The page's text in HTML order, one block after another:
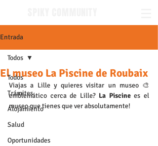
Entrada
Todos
Trámites
Alojamiento
Salud
Oportunidades
Todos
El museo La Piscine de Roubaix
Viajas a Lille y quieres visitar un museo 🎨
emblemático cerca de Lille? La Piscine es el
museo que tienes que ver absolutamente!